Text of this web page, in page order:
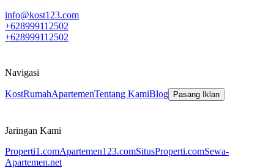
info@kost123.com
+628999112502
+628999112502
Navigasi
KostRumahApartemenTentang KamiBlog Pasang Iklan
Jaringan Kami
Properti1.comApartemen123.comSitusProperti.comSewa-
Apartemen.net